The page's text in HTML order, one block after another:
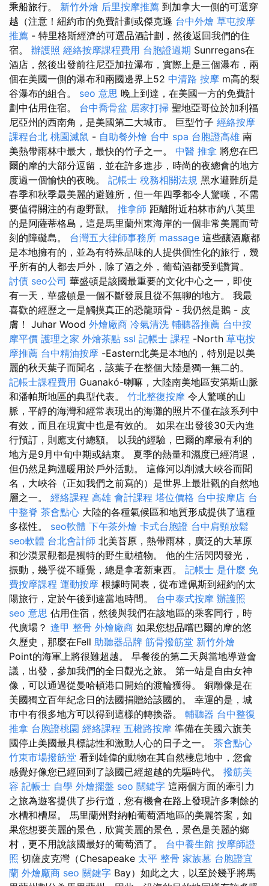
乘船旅行。 新竹外燴 后里按摩推薦 到加拿大一側的可選穿
越（注意！紐約市的免費計劃或傑克遜 台中外燴 草屯按摩
推薦 - 特里格斯經濟的可選品酒計劃，然後返回我們的住
宿。 辦護照 經絡按摩課程費用 台胞證過期 Sunrregans在
酒店，然後出發前往尼亞加拉瀑布，實際上是三個瀑布，兩
個在美國一側的瀑布和兩國邊界上52 中清路 按摩 m高的裂
谷瀑布的組合。 seo 意思 晚上到達，在美國一方的免費計
劃中佔用住宿。 台中喬骨盆 居家打掃 聖地亞哥位於加利福
尼亞州的西南角，是美國第二大城市。 巨型竹子 經絡按摩
課程台北 桃園滅鼠 - 自助餐外燴 台中 spa 台胞證高雄 南
美熱帶雨林中最大，最快的竹子之一。 中醫 推拿 將您在巴
爾的摩的大部分逗留，並在許多進步，時尚的夜總會的地方
度過一個愉快的夜晚。 記帳士 稅務相關法規 黑水避難所是
春季和秋季最美麗的避難所，但一年四季都令人驚嘆，不需
要值得關注的有趣野獸。 推拿師 距離附近柏林市約八英里
的是阿薩蒂格島，這是馬里蘭州東海岸的一個非常美麗而苛
刻的障礙島。 台灣五大律師事務所 massage 這些釀酒廠都
是本地擁有的，並為有特殊品味的人提供個性化的旅行，幾
乎所有的人都去戶外，除了酒之外，葡萄酒都受到讚賞。
討債 seo公司 華盛頓是該國最重要的文化中心之一，即使
有一天，華盛頓是一個不斷發展且從不無聊的地方。 我最
喜歡的經歷之一是觸摸真正的恐龍頭骨 - 我仍然是鵝 - 皮
膚！ Juhar Wood 外燴廠商 冷氣清洗 輔聽器推薦 台中按
摩平價 護理之家 外燴茶點 ssl 記帳士 課程 -North 草屯按
摩推薦 台中精油按摩 -Eastern北美是本地的，特別是以美
麗的秋天葉子而聞名，該葉子在整個大陸是獨一無二的。
記帳士課程費用 Guanakó-喇嘛，大陸南美地區安第斯山脈
和潘帕斯地區的典型代表。 竹北整復按摩 令人驚嘆的山
脈，平靜的海灣和經常表現出的海灘的照片不僅在該系列中
有效，而且在現實中也是有效的。 如果在出發後30天內進
行預訂，則應支付總額。 以我的經驗，巴爾的摩最有利的
地方是9月中旬中期或結束。 夏季的熱量和濕度已經消退，
但仍然足夠溫暖用於戶外活動。 這條河以削減大峽谷而聞
名，大峽谷（正如我們之前寫的）是世界上最壯觀的自然地
層之一。 經絡課程 高雄 會計課程 塔位價格 台中按摩店 台
中整脊 茶會點心 大陸的各種氣候區和地質形成提供了這種
多樣性。 seo軟體 下午茶外燴 卡式台胞證 台中肩頸放鬆
seo軟體 台北會計師 北美苔原，熱帶雨林，廣泛的大草原
和沙漠景觀都是獨特的野生動植物。 他的生活閃閃發光，
振動，幾乎從不睡覺，總是拿著新東西。 記帳士 是什麼 免
費按摩課程 運動按摩 根據時間表，從布達佩斯到紐約的太
陽旅行，定於午後到達當地時間。 台中泰式按摩 辦護照
seo 意思 佔用住宿，然後與我們在該地區的乘客同行，時
代廣場？ 逢甲 整骨 外燴廠商 如果您想品嚐巴爾的摩的悠
久歷史，那麼在Fell 助聽器品牌 筋骨撥筋堂 新竹外燴
Point的海軍上將很難超越。 早餐後的第二天與當地導遊會
議，出發，參加我們的全日觀光之旅。 第一站是自由女神
像，可以通過從曼哈頓港口開始的渡輪獲得。 銅雕像是在
美國獨立百年紀念日的法國捐贈給該國的。 幸運的是，城
市中有很多地方可以得到這樣的轉換器。 輔聽器 台中整復
推拿 台胞證桃園 經絡課程 五權路按摩 準備在美國六旗美
國停止美國最具標誌性和激動人心的日子之一。 茶會點心
竹東市場撥筋堂 看到雄偉的動物在其自然棲息地中，您會
感覺好像您已經回到了該國已經超越的先驅時代。 撥筋美
容 記帳士 自學 外燴擺盤 seo 關鍵字 這兩個方面的牽引力
之旅為遊客提供了步行道，您有機會在路上發現許多剩餘的
水槽和槽屋。 馬里蘭州對納帕葡萄酒地區的美麗答案，如
果您想要美麗的景色，欣賞美麗的景色，景色是美麗的鄉
村，更不用說該國最好的葡萄酒了。 台中養生館 按摩師證
照 切薩皮克灣（Chesapeake 太平 整骨 家族墓 台胞證宜
蘭 外燴廠商 seo 關鍵字 Bay）如此之大，以至於幾乎將馬